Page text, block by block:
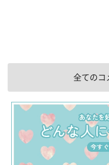
全てのコ